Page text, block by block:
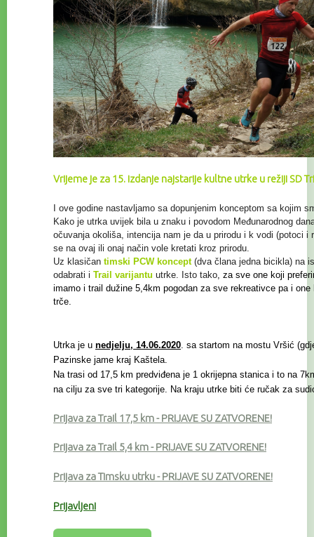
Vrijeme je za 15. izdanje najstarije kultne utrke u režiji SD
I ove godine nastavljamo sa dopunjenim konceptom sa kojim
Kako je utrka uvijek bila u znaku i povodom Međunarodnog
očuvanja okoliša, intencija nam je da u prirodu i k vodi (potoci i
se na ovaj ili onaj način vole kretati kroz prirodu.
Uz klasičan timski PCW koncept(dva člana jedna bicikla) na
odabrati i Trail varijantu utrke. Isto tako , za sve one koji
imamo i trail dužine 5,4km pogodan za sve rekreativce pa i one
trče.
Utrka je u nedjelju, 14.06.2020 . sa startom na mostu Vršić
Pazinske jame kraj Kaštela.
Na trasi od 17,5 km predviđena je 1 okrijepna stanica i to na
na cilju za sve tri kategorije. Na kraju utrke biti će ručak za
Prijava za Trail 17,5 km- PRIJAVE SU ZATVORENE!
Prijava za Trail 5,4 km- PRIJAVE SU ZATVORENE!
Prijava za Timsku utrku - PRIJAVE SU ZATVORENE!
Prijavljeni